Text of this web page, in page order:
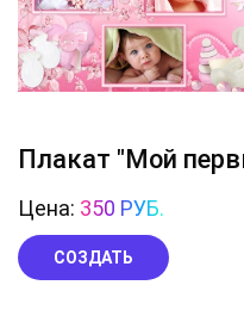
Плакат "Мой
Цена: 350 РУБ.
СОЗДАТЬ